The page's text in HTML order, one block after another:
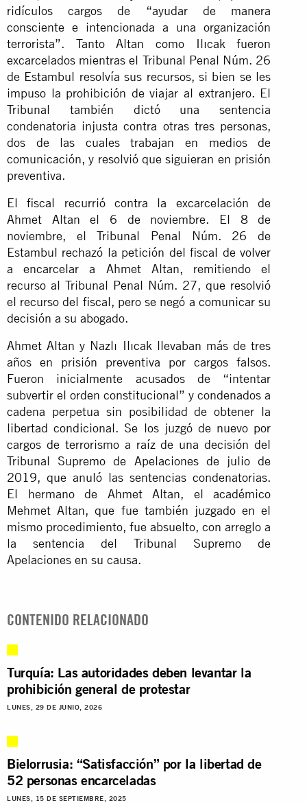
ridículos cargos de “ayudar de manera
consciente e intencionada a una organización
terrorista”. Tanto Altan como Ilıcak fueron
excarcelados mientras el Tribunal Penal Núm. 26
de Estambul resolvía sus recursos, si bien se les
impuso la prohibición de viajar al extranjero. El
Tribunal también dictó una sentencia
condenatoria injusta contra otras tres personas,
dos de las cuales trabajan en medios de
comunicación, y resolvió que siguieran en prisión
preventiva.
El fiscal recurrió contra la excarcelación de
Ahmet Altan el 6 de noviembre. El 8 de
noviembre, el Tribunal Penal Núm. 26 de
Estambul rechazó la petición del fiscal de volver
a encarcelar a Ahmet Altan, remitiendo el
recurso al Tribunal Penal Núm. 27, que resolvió
el recurso del fiscal, pero se negó a comunicar su
decisión a su abogado.
Ahmet Altan y Nazlı Ilıcak llevaban más de tres
años en prisión preventiva por cargos falsos.
Fueron inicialmente acusados de “intentar
subvertir el orden constitucional” y condenados a
cadena perpetua sin posibilidad de obtener la
libertad condicional. Se los juzgó de nuevo por
cargos de terrorismo a raíz de una decisión del
Tribunal Supremo de Apelaciones de julio de
2019, que anuló las sentencias condenatorias.
El hermano de Ahmet Altan, el académico
Mehmet Altan, que fue también juzgado en el
mismo procedimiento, fue absuelto, con arreglo a
la sentencia del Tribunal Supremo de
Apelaciones en su causa.
CONTENIDO RELACIONADO
Turquía: Las autoridades deben levantar la
prohibición general de protestar
LUNES, 29 DE JUNIO, 2026
Bielorrusia: “Satisfacción” por la libertad de
52 personas encarceladas
LUNES, 15 DE SEPTIEMBRE, 2025